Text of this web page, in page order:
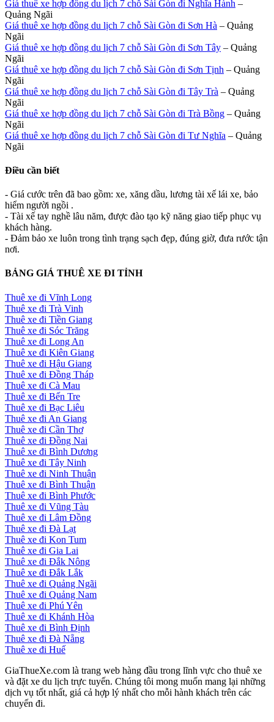
Giá thuê xe hợp đồng du lịch 7 chỗ Sài Gòn đi Nghĩa Hành –
Quảng Ngãi
Giá thuê xe hợp đồng du lịch 7 chỗ Sài Gòn đi Sơn Hà – Quảng
Ngãi
Giá thuê xe hợp đồng du lịch 7 chỗ Sài Gòn đi Sơn Tây – Quảng
Ngãi
Giá thuê xe hợp đồng du lịch 7 chỗ Sài Gòn đi Sơn Tịnh – Quảng
Ngãi
Giá thuê xe hợp đồng du lịch 7 chỗ Sài Gòn đi Tây Trà – Quảng
Ngãi
Giá thuê xe hợp đồng du lịch 7 chỗ Sài Gòn đi Trà Bồng – Quảng
Ngãi
Giá thuê xe hợp đồng du lịch 7 chỗ Sài Gòn đi Tư Nghĩa – Quảng
Ngãi
Điều cần biết
- Giá cước trên đã bao gồm: xe, xăng dầu, lương tài xế lái xe, bảo
hiểm người ngồi .
- Tài xế tay nghề lâu năm, được đào tạo kỹ năng giao tiếp phục vụ
khách hàng.
- Đảm bảo xe luôn trong tình trạng sạch đẹp, đúng giờ, đưa rước tận
nơi.
BẢNG GIÁ THUÊ XE ĐI TỈNH
Thuê xe đi Vĩnh Long
Thuê xe đi Trà Vinh
Thuê xe đi Tiền Giang
Thuê xe đi Sóc Trăng
Thuê xe đi Long An
Thuê xe đi Kiên Giang
Thuê xe đi Hậu Giang
Thuê xe đi Đồng Tháp
Thuê xe đi Cà Mau
Thuê xe đi Bến Tre
Thuê xe đi Bạc Liêu
Thuê xe đi An Giang
Thuê xe đi Cần Thơ
Thuê xe đi Đồng Nai
Thuê xe đi Bình Dương
Thuê xe đi Tây Ninh
Thuê xe đi Ninh Thuận
Thuê xe đi Bình Thuận
Thuê xe đi Bình Phước
Thuê xe đi Vũng Tàu
Thuê xe đi Lâm Đồng
Thuê xe đi Đà Lạt
Thuê xe đi Kon Tum
Thuê xe đi Gia Lai
Thuê xe đi Đắk Nông
Thuê xe đi Đắk Lắk
Thuê xe đi Quảng Ngãi
Thuê xe đi Quảng Nam
Thuê xe đi Phú Yên
Thuê xe đi Khánh Hòa
Thuê xe đi Bình Định
Thuê xe đi Đà Nẵng
Thuê xe đi Huế
GiaThueXe.com là trang web hàng đầu trong lĩnh vực cho thuê xe
và đặt xe du lịch trực tuyến. Chúng tôi mong muốn mang lại những
dịch vụ tốt nhất, giá cả hợp lý nhất cho mỗi hành khách trên các
chuyến đi.